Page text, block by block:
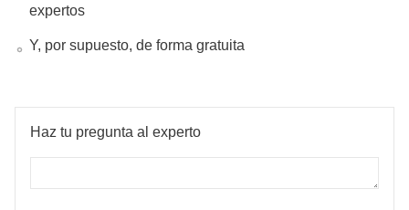
expertos
Y, por supuesto, de forma gratuita
Haz tu pregunta al experto